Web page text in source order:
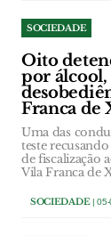
SOCIEDADE
Oito
por álcool,
Franca de
Uma das
teste
de fiscalização
Vila Franca de
SOCIEDADE| 05-